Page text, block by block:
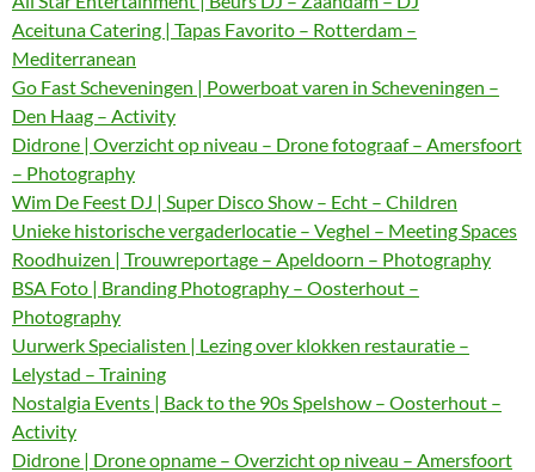
Aceituna Catering | Tapas Favorito – Rotterdam –
Mediterranean
Go Fast Scheveningen | Powerboat varen in Scheveningen –
Den Haag – Activity
Didrone | Overzicht op niveau – Drone fotograaf – Amersfoort
– Photography
Wim De Feest DJ | Super Disco Show – Echt – Children
Unieke historische vergaderlocatie – Veghel – Meeting Spaces
Roodhuizen | Trouwreportage – Apeldoorn – Photography
BSA Foto | Branding Photography – Oosterhout –
Photography
Uurwerk Specialisten | Lezing over klokken restauratie –
Lelystad – Training
Nostalgia Events | Back to the 90s Spelshow – Oosterhout –
Activity
Didrone | Drone opname – Overzicht op niveau – Amersfoort